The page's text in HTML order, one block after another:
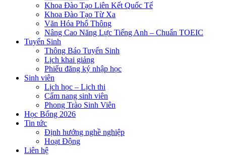
Khoa Đào Tạo Liên Kết Quốc Tế
Khoa Đào Tạo Từ Xa
Văn Hóa Phổ Thông
Nâng Cao Năng Lực Tiếng Anh – Chuẩn TOEIC
Tuyển Sinh
Thông Báo Tuyển Sinh
Lịch khai giảng
Phiếu đăng ký nhập học
Sinh viên
Lịch học – Lịch thi
Cẩm nang sinh viên
Phong Trào Sinh Viên
Học Bổng 2026
Tin tức
Định hướng nghề nghiệp
Hoạt Động
Liên hệ